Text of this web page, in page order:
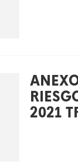
2021